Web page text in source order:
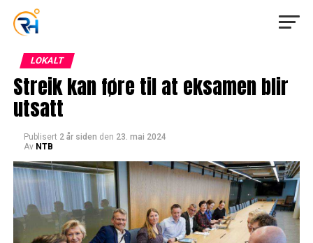
LOKALT
Streik kan føre til at eksamen blir
utsatt
Publisert 2 år siden den 23. mai 2024
Av NTB